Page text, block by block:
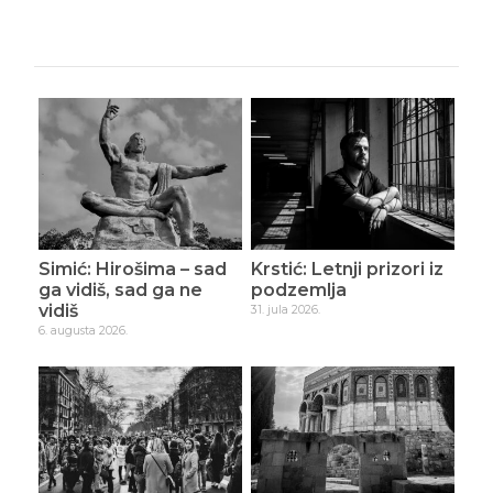
Simić: Hirošima – sad
ga vidiš, sad ga ne
vidiš
6. augusta 2026.
Krstić: Letnji prizori iz
podzemlja
31. jula 2026.